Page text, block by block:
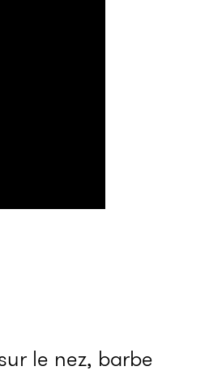
le nez, barbe